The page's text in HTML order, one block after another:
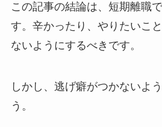
この記事の結論は、短期離職
す。辛かったり、やりたいこ
ないようにするべきです。
しかし、逃げ癖がつかないよ
う。